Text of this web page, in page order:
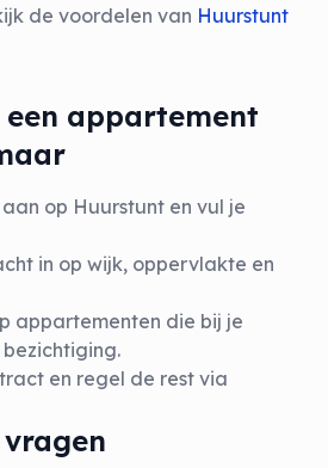
de voordelen van Huurstunt
appartement
op Huurstunt en vul je
in op wijk, oppervlakte en
appartementen die bij je
bezichtiging.
en regel de rest via